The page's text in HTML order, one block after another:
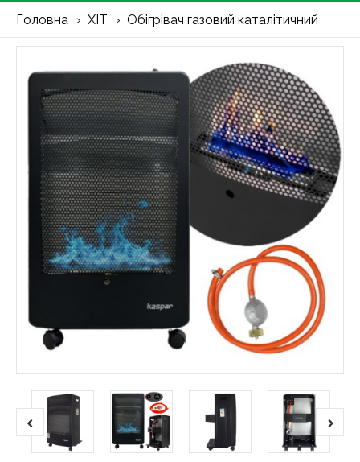
Головна ХІТ Обігрівач газовий каталітичний